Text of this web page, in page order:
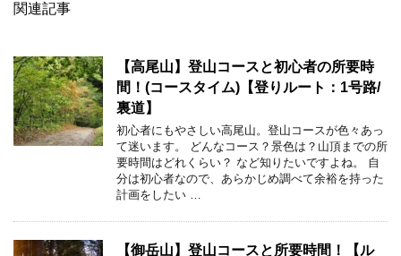
関連記事
【高尾山】登山コースと初心者の所要時
間！(コースタイム)【登りルート：1号路/
裏道】
初心者にもやさしい高尾山。登山コースが色々あっ
て迷います。 どんなコース？景色は？山頂までの所
要時間はどれくらい？ など知りたいですよね。 自
分は初心者なので、あらかじめ調べて余裕を持った
計画をしたい …
【御岳山】登山コースと所要時間！【ル